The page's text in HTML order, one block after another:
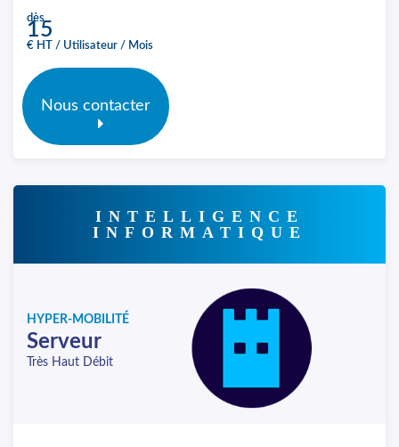
dès
15
€ HT / Utilisateur / Mois
Nous contacter
INTELLIGENCE
INFORMATIQUE
HYPER-MOBILITÉ
Serveur
Très Haut Débit